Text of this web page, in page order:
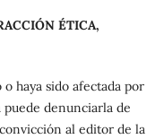
ÉTICA,
haya sido afectada por
denunciarla de
al editor de la